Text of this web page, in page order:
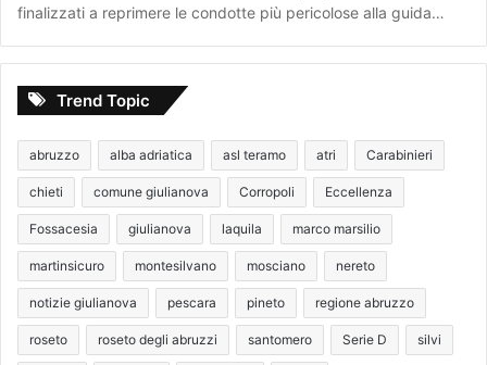
finalizzati a reprimere le condotte più pericolose alla guida…
Trend Topic
abruzzo alba adriatica asl teramo atri Carabinieri
chieti comune giulianova Corropoli Eccellenza
Fossacesia giulianova laquila marco marsilio
martinsicuro montesilvano mosciano nereto
notizie giulianova pescara pineto regione abruzzo
roseto roseto degli abruzzi santomero Serie D silvi